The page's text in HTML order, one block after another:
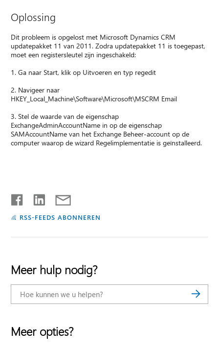
Oplossing
Dit probleem is opgelost met Microsoft Dynamics CRM
updatepakket 11 van 2011. Zodra updatepakket 11 is toegepast,
moet een registersleutel zijn ingeschakeld:
1. Ga naar Start, klik op Uitvoeren en typ regedit
2. Navigeer naar
HKEY_Local_Machine\Software\Microsoft\MSCRM Email
3. Stel de waarde van de eigenschap
ExchangeAdminAccountName in op de eigenschap
SAMAccountName van het Exchange Beheer-account op de
computer waarop de wizard Regelimplementatie is geïnstalleerd.
RSS-FEEDS ABONNEREN
Meer hulp nodig?
Meer opties?